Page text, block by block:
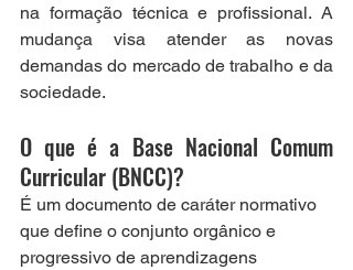
na formação técnica e profissional. A
mudança visa atender as novas
demandas do mercado de trabalho e da
sociedade.
O que é a Base Nacional Comum
Curricular (BNCC)?
É um documento de caráter normativo
que define o conjunto orgânico e
progressivo de aprendizagens